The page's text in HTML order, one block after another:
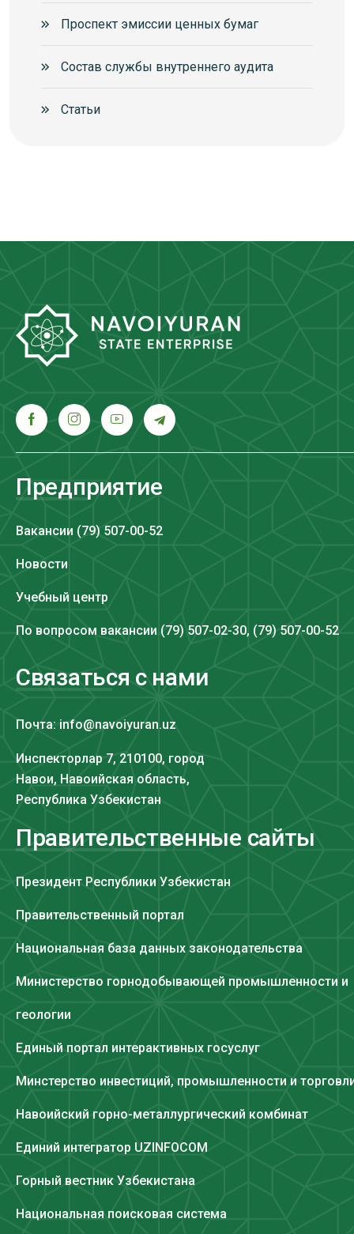
Проспект эмиссии ценных бумаг
Состав службы внутреннего аудита
Статьи
Предприятие
Вакансии (79) 507-00-52
Новости
Учебный центр
По вопросом вакансии (79) 507-02-30, (79) 507-00-52
Связаться с нами
Почта: info@navoiyuran.uz
Инспекторлар 7, 210100, город
Навои, Навоийская область,
Республика Узбекистан
Правительственные сайты
Президент Республики Узбекистан
Правительственный портал
Национальная база данных законодательства
Министерство горнодобывающей промышленности и
геологии
Единый портал интерактивных госуслуг
Минстерство инвестиций, промышленности и
Навоийский горно-металлургический комбинат
Единий интегратор UZINFOCOM
Горный вестник Узбекистана
Национальная поисковая система